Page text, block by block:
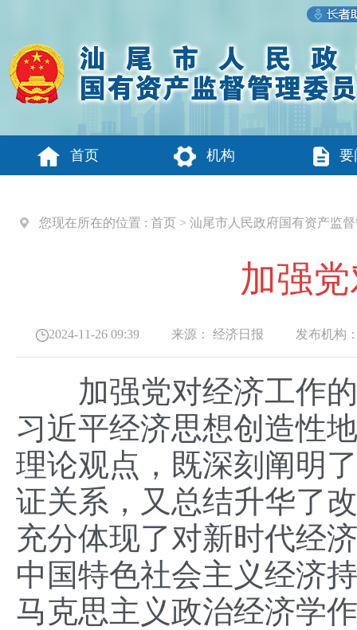
首页 机构 要
您现在所在的位置 : 首页 > 汕尾市人民政府国有资产监
加强
2024-11-26 09:39 来源： 经济日报 发布机构
加强党对经济工作的
习近平经济思想创造性
理论观点，既深刻阐明
证关系，又总结升华了
充分体现了对新时代经
中国特色社会主义经济
马克思主义政治经济学